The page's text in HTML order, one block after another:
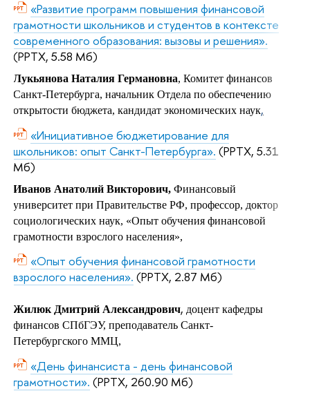
«Развитие программ повышения финансовой
грамотности школьников и студентов в контексте
современного образования: вызовы и решения».
(PPTX, 5.58 Мб)
Лукьянова Наталия Германовна, Комитет финансов
Санкт-Петербурга, начальник Отдела по обеспечению
открытости бюджета, кандидат экономических наук,
«Инициативное бюджетирование для
школьников: опыт Санкт-Петербурга». (PPTX, 5.31
Мб)
Иванов Анатолий Викторович, Финансовый
университет при Правительстве РФ, профессор, доктор
социологических наук, «Опыт обучения финансовой
грамотности взрослого населения»,
«Опыт обучения финансовой грамотности
взрослого населения». (PPTX, 2.87 Мб)
Жилюк Дмитрий Александрович, доцент кафедры
финансов СПбГЭУ, преподаватель Санкт-
Петербургского ММЦ,
«День финансиста - день финансовой
грамотности». (PPTX, 260.90 Мб)